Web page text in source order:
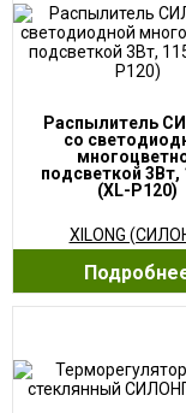
Распылитель
со
подсветкой 3Вт,
(XL-P120)
XILONG